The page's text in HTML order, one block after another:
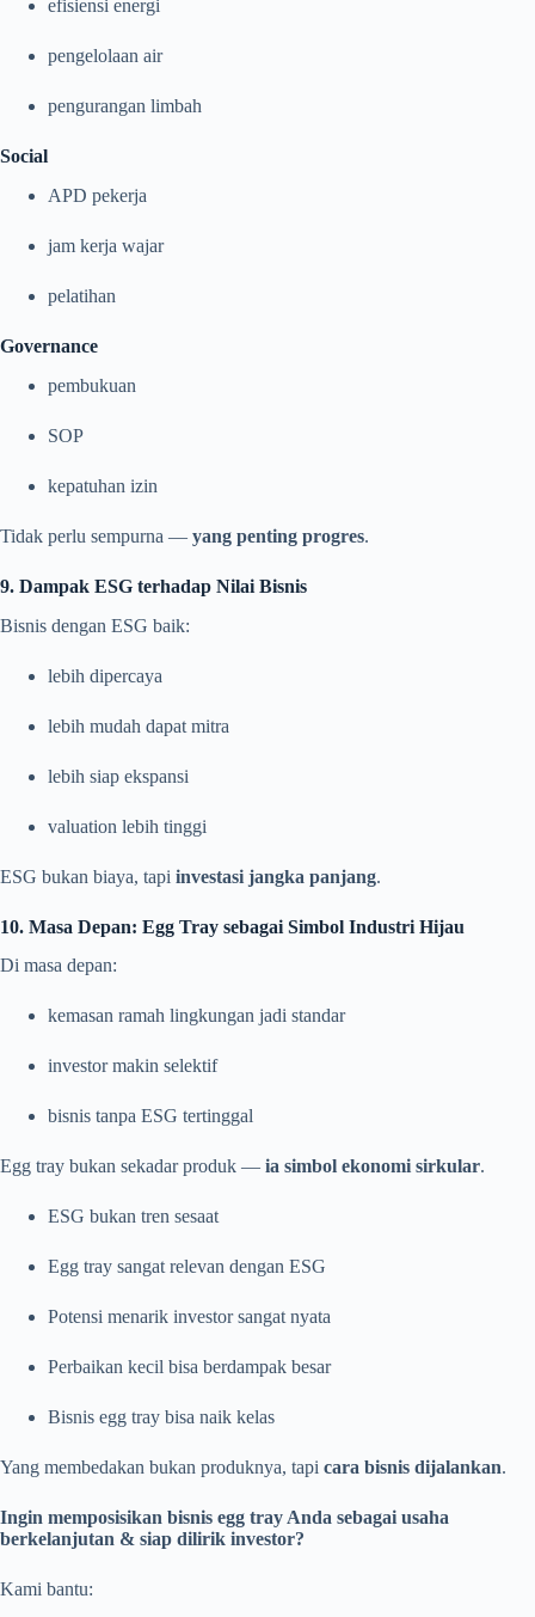
efisiensi energi
pengelolaan air
pengurangan limbah
Social
APD pekerja
jam kerja wajar
pelatihan
Governance
pembukuan
SOP
kepatuhan izin
Tidak perlu sempurna — yang penting progres.
9. Dampak ESG terhadap Nilai Bisnis
Bisnis dengan ESG baik:
lebih dipercaya
lebih mudah dapat mitra
lebih siap ekspansi
valuation lebih tinggi
ESG bukan biaya, tapi investasi jangka panjang.
10. Masa Depan: Egg Tray sebagai Simbol Industri Hijau
Di masa depan:
kemasan ramah lingkungan jadi standar
investor makin selektif
bisnis tanpa ESG tertinggal
Egg tray bukan sekadar produk — ia simbol ekonomi sirkular.
ESG bukan tren sesaat
Egg tray sangat relevan dengan ESG
Potensi menarik investor sangat nyata
Perbaikan kecil bisa berdampak besar
Bisnis egg tray bisa naik kelas
Yang membedakan bukan produknya, tapi cara bisnis dijalankan.
Ingin memposisikan bisnis egg tray Anda sebagai usaha
berkelanjutan & siap dilirik investor?
Kami bantu: